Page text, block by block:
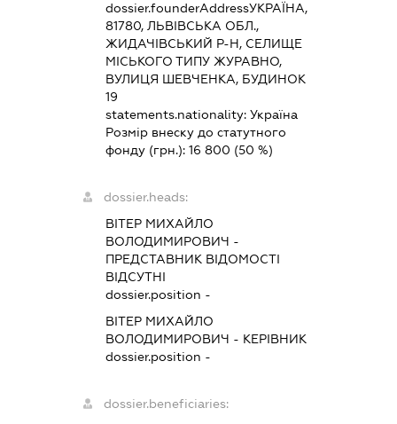
dossier.founderAddressУКРАЇНА,
81780, ЛЬВІВСЬКА ОБЛ.,
ЖИДАЧІВСЬКИЙ Р-Н, СЕЛИЩЕ
МІСЬКОГО ТИПУ ЖУРАВНО,
ВУЛИЦЯ ШЕВЧЕНКА, БУДИНОК
19
statements.nationality: Україна
Розмір внеску до статутного
фонду (грн.): 16 800 (50 %)
dossier.heads:
ВІТЕР МИХАЙЛО
ВОЛОДИМИРОВИЧ -
ПРЕДСТАВНИКВІДОМОСТІ
ВІДСУТНІ
dossier.position -
ВІТЕР МИХАЙЛО
ВОЛОДИМИРОВИЧ - КЕРІВНИК
dossier.position -
dossier.beneficiaries: